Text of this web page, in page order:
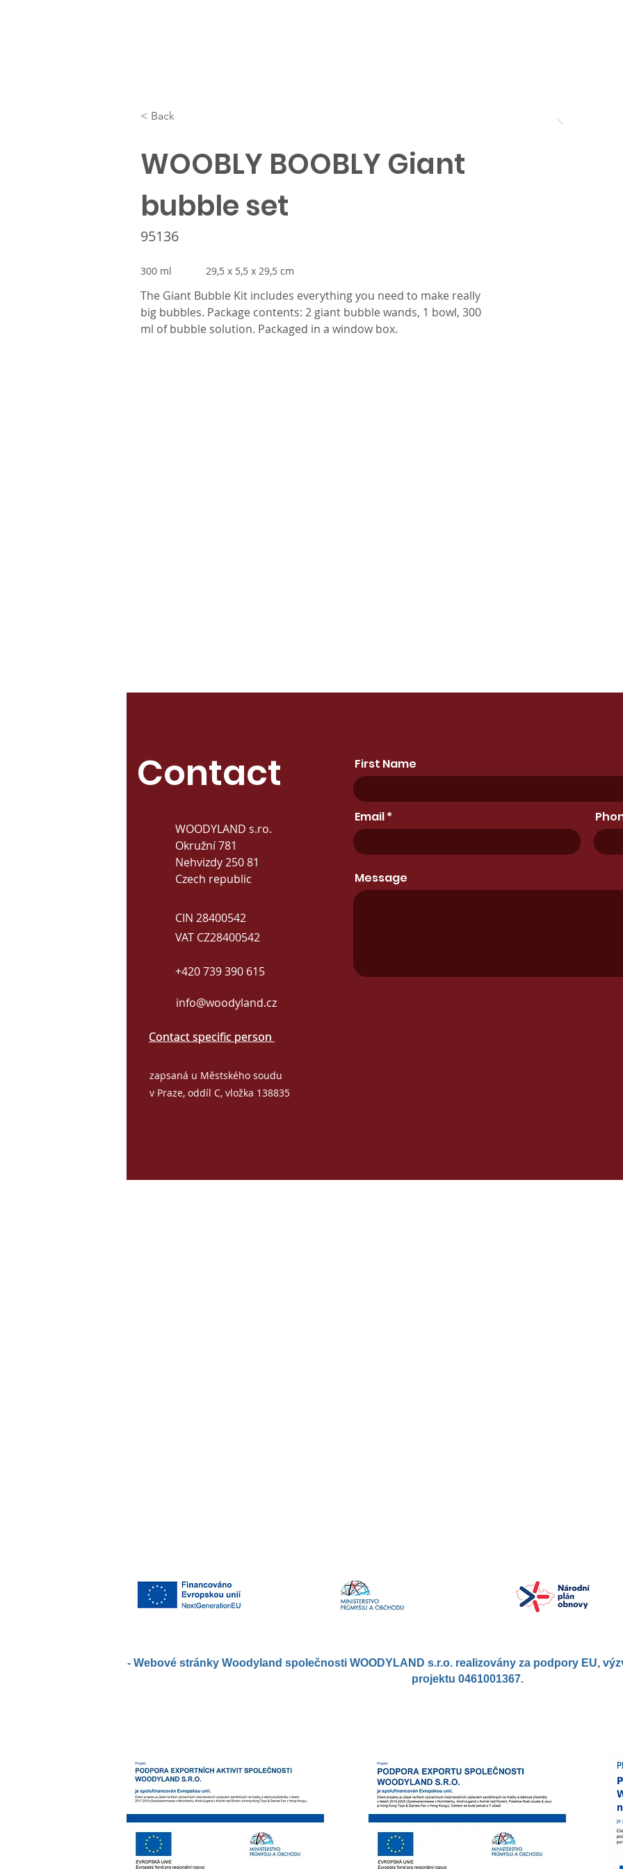
< Back
WOOBLY BOOBLY Giant
bubble set
95136
300 ml 29,5 x 5,5 x 29,5 cm
The Giant Bubble Kit includes everything you need to make really
big bubbles. Package contents: 2 giant bubble wands, 1 bowl, 300
ml of bubble solution. Packaged in a window box.
Contact
WOODYLAND s.ro.
Okružní 781
Nehvizdy 250 81
Czech republic
CIN 28400542​
VAT CZ28400542
+420 739 390 615
info@woodyland.cz
Contact specific person
Contact specific person
zapsaná u Městského soudu
v Praze, oddíl C, vložka 138835
First Name
Email
Message
- Webové stránky Woodyland společnosti WOODYLAND s.r.o. realizovány za podpory EU,
projektu 0461001367.